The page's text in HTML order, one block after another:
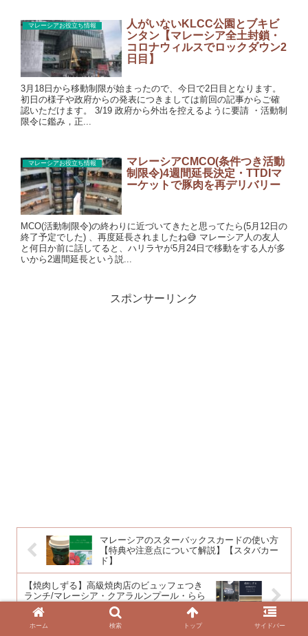
マレーシアお役立ち情報
人がいないKLCC公園とブキビ
ンタン【マレーシア全土封鎖・
コロナウィルスでロックダウン2
日目】
3月18日から移動制限が始まったので、今日で2日目となります。
初日の様子や政府からの発表につきましては前回の記事からご確
認いただけます。 3/19 政府から外出を控えるように要請 ・活動制
限令に鑑み，正...
マレーシアお役立ち情報
マレーシアCMCO(条件つき活動
制限令)4週間延長決定・TTDIマ
ーケットで豚肉を再デリバリー
MCO(活動制限令)の終わりに近づいてきたと思ってたら(5月12日の
終了予定でした) 、再度延長されましたね😅 マレーシア人の友人
と何日か前に話してると、ハリラヤが5月24日で移動をする人が多
いから2週間延長という説...
スポンサーリンク
マレーシアのスターバックスカードの使い方
【特典や注意点について解説】【スタバカー
ド】
【焼肉しずる】高級焼肉店のビュッフェつき
ランチ/マレーシア・クアラルンプール・らら
ぽーと
ホーム 検索 トップ サイドバー